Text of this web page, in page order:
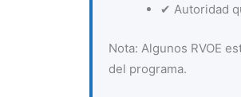
✔ Autoridad
Nota: Algunos RVOE
del programa.